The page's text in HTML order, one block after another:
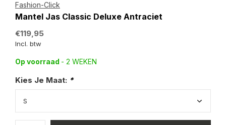
Fashion-Click
Mantel Jas Classic Deluxe Antraciet
€119,95
Incl. btw
Op voorraad - 2 WEKEN
Kies Je Maat: *